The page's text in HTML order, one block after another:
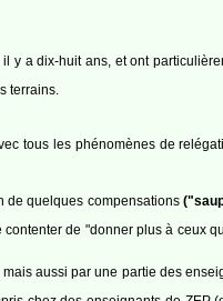
y a dix-huit ans, et ont
terrains.
tous les phénomènes de
de quelques compensations
de "donner plus à ceux
aussi par une partie des